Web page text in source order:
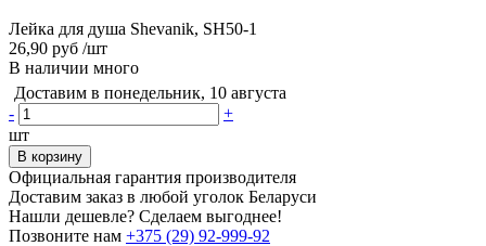
Лейка для душа Shevanik, SH50-1
26,90 руб /шт
В наличии много
Доставим в понедельник, 10 августа
-
+
шт
В корзину
Официальная гарантия производителя
Доставим заказ в любой уголок Беларуси
Нашли дешевле? Сделаем выгоднее!
Позвоните нам +375 (29) 92-999-92